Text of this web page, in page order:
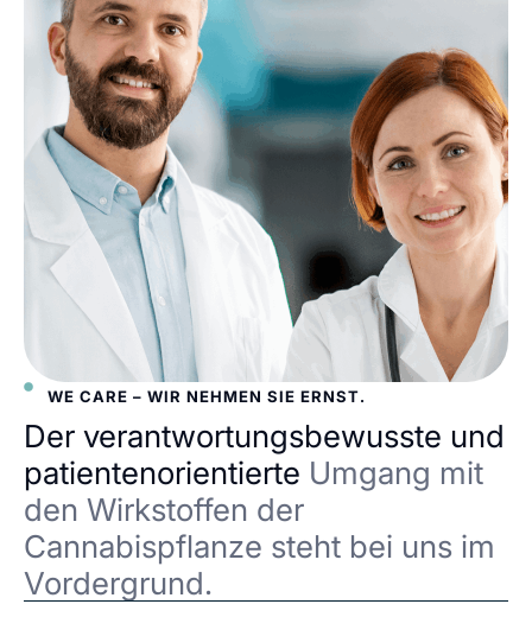
WE CARE – WIR NEHMEN SIE ERNST.
Der verantwortungsbewusste und
patientenorientierte Umgang mit
den Wirkstoffen der
Cannabispflanze steht bei uns im
Vordergrund.